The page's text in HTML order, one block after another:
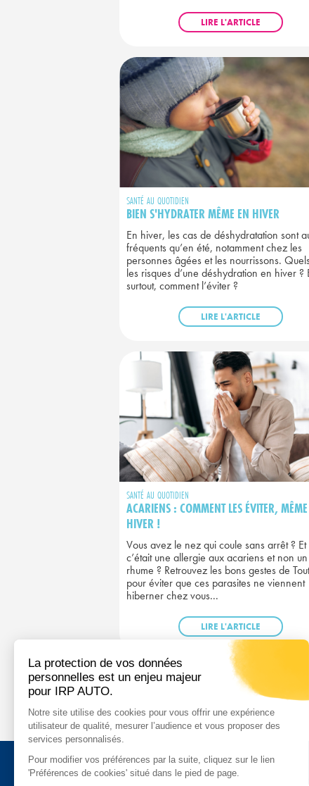
LIRE L'ARTICLE
SANTÉ AU QUOTIDIEN
BIEN S'HYDRATER MÊME EN HIVER
En hiver, les cas de déshydratation sont
fréquents qu’en été, notamment chez les
personnes âgées et les nourrissons.
les risques d’une déshydration en hiver ?
surtout, comment l’éviter ?
LIRE L'ARTICLE
SANTÉ AU QUOTIDIEN
ACARIENS : COMMENT LES ÉVITER,
HIVER !
Vous avez le nez qui coule sans arrêt ? Et
c’était une allergie aux acariens et non un
rhume ? Retrouvez les bons gestes de
pour éviter que ces parasites ne viennent
hiberner chez vous...
LIRE L'ARTICLE
RISQUES PROFESSIONNELS